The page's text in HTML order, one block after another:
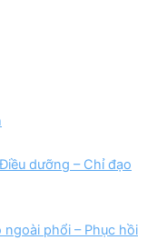
dưỡng – Chỉ đạo
ngoài phổi – Phục hồi